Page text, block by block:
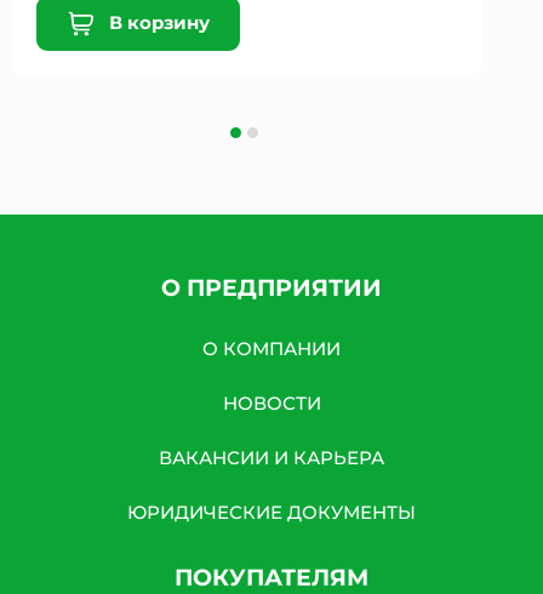
В корзину
О ПРЕДПРИЯТИИ
О КОМПАНИИ
НОВОСТИ
ВАКАНСИИ И КАРЬЕРА
ЮРИДИЧЕСКИЕ ДОКУМЕНТЫ
ПОКУПАТЕЛЯМ